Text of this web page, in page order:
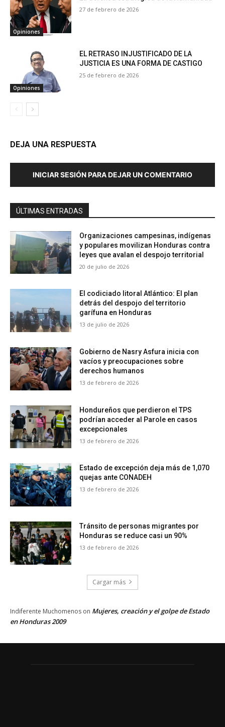
Opiniones
27 de febrero de 2026
Opiniones
EL RETRASO INJUSTIFICADO DE LA
JUSTICIA ES UNA FORMA DE CASTIGO
25 de febrero de 2026
DEJA UNA RESPUESTA
INICIAR SESIÓN PARA DEJAR UN COMENTARIO
ÚLTIMAS ENTRADAS
Organizaciones campesinas, indígenas
y populares movilizan Honduras contra
leyes que avalan el despojo territorial
20 de julio de 2026
El codiciado litoral Atlántico: El plan
detrás del despojo del territorio
garífuna en Honduras
13 de julio de 2026
Gobierno de Nasry Asfura inicia con
vacíos y preocupaciones sobre
derechos humanos
13 de febrero de 2026
Hondureños que perdieron el TPS
podrían acceder al Parole en casos
excepcionales
13 de febrero de 2026
Estado de excepción deja más de 1,070
quejas ante CONADEH
13 de febrero de 2026
Tránsito de personas migrantes por
Honduras se reduce casi un 90%
13 de febrero de 2026
Cargar más
Indiferente Muchomenos on Mujeres, creación y el golpe de Estado
en Honduras 2009